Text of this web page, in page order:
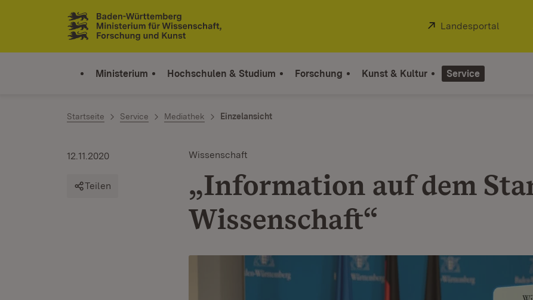
Zum Inhalt springen
Link zur Startseite
Extern:
Landesportal
Ministerium Hochschulen & Studium Forschung Kunst & Kultur Service
Startseite Service Mediathek Einzelansicht
Wissenschaft
„Information auf dem
Wissenschaft“
12.11.2020
Teilen